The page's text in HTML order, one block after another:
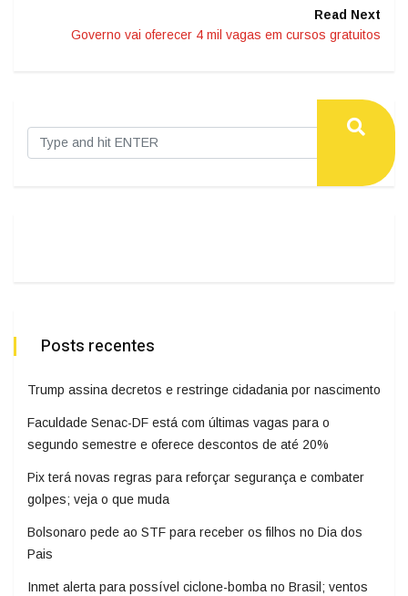
Read Next
Governo vai oferecer 4 mil vagas em cursos gratuitos
Posts recentes
Trump assina decretos e restringe cidadania por nascimento
Faculdade Senac-DF está com últimas vagas para o
segundo semestre e oferece descontos de até 20%
Pix terá novas regras para reforçar segurança e combater
golpes; veja o que muda
Bolsonaro pede ao STF para receber os filhos no Dia dos
Pais
Inmet alerta para possível ciclone-bomba no Brasil; ventos